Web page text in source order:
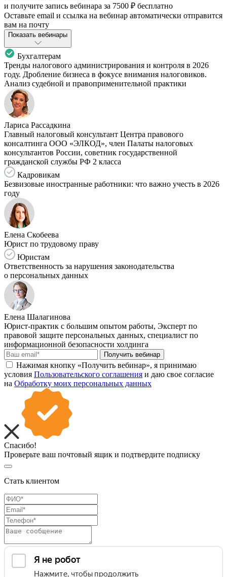
и получите запись вебинара за 7500 ₽ бесплатно
Оставьте email и ссылка на вебинар автоматически отправится
вам на почту
Показать вебинары
Бухгалтерам
Тренды налогового администрирования и контроля в 2026
году. Дробление бизнеса в фокусе внимания налоговиков.
Анализ судебной и правоприменительной практики
Лариса Рассадкина
Главный налоговый консультант Центра правового
консалтинга ООО «ЭЛКОД», член Палаты налоговых
консультантов России, советник государственной
гражданской службы РФ 2 класса
Кадровикам
Безвизовые иностранные работники: что важно учесть в 2026
году
Елена Скобеева
Юрист по трудовому праву
Юристам
Ответственность за нарушения законодательства
о персональных данных
Елена Шалагинова
Юрист-практик с большим опытом работы, Эксперт по
правовой защите персональных данных, специалист по
информационной безопасности холдинга
Получить вебинар
Нажимая кнопку «Получить вебинар», я принимаю
условия Пользовательского соглашения и даю свое согласие
на Обработку моих персональных данных
Спасибо!
Проверьте ваш почтовый ящик и подтвердите подписку
Стать клиентом